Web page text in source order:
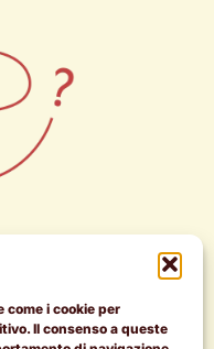
come i cookie per
Il consenso a queste